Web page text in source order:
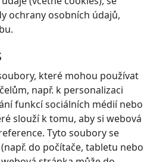
ochrany osobních údajů,
které mohou používat
např. k personalizaci
funkcí sociálních médií nebo
slouží k tomu, aby si webová
Tyto soubory se
do počítače, tabletu nebo